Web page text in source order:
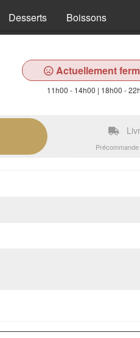
Desserts Boissons
Actuellement
11h00 - 14h00 | 18h00 -